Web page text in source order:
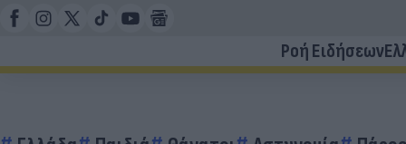
Ροή Ειδήσεων